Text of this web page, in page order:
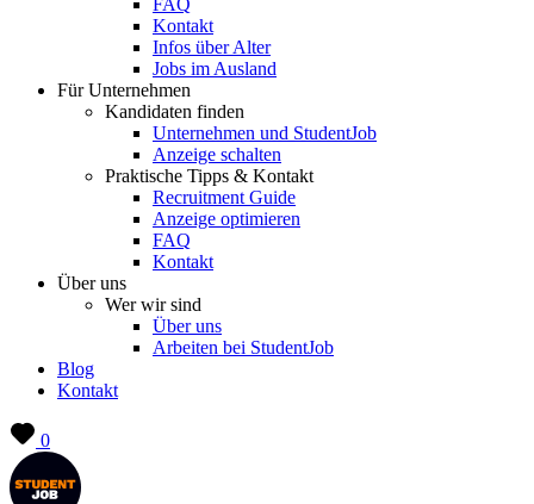
FAQ
Kontakt
Infos über Alter
Jobs im Ausland
Für Unternehmen
Kandidaten finden
Unternehmen und StudentJob
Anzeige schalten
Praktische Tipps & Kontakt
Recruitment Guide
Anzeige optimieren
FAQ
Kontakt
Über uns
Wer wir sind
Über uns
Arbeiten bei StudentJob
Blog
Kontakt
0